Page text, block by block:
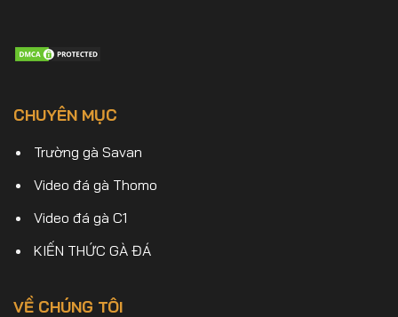
CHUYÊN MỤC
Trường gà Savan
Video đá gà Thomo
Video đá gà C1
KIẾN THỨC GÀ ĐÁ
VỀ CHÚNG TÔI